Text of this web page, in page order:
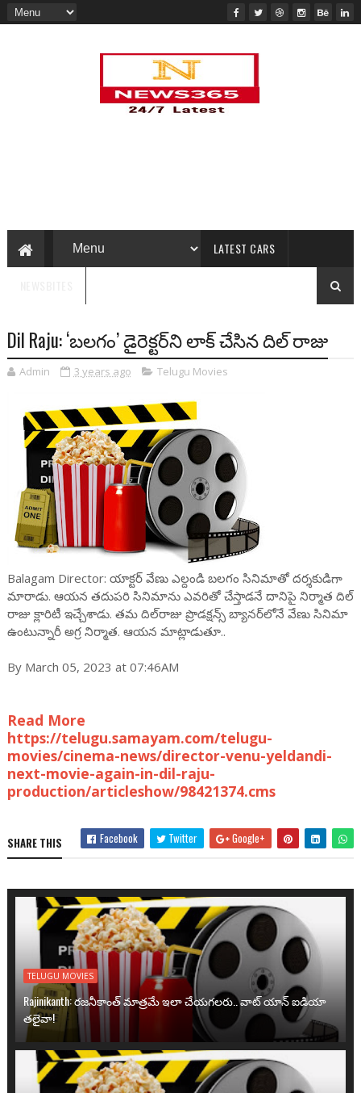
LATEST CARS
Dil Raju: ‘బలగం’ డైరెక్టర్‌ని లాక్ చేసిన దిల్ రాజు
Admin 3 years ago Telugu Movies
Balagam Director: యాక్టర్ వేణు ఎల్దండి బ‌ల‌గం సినిమాతో ద‌ర్శ‌కుడిగా
మారాడు. ఆయ‌న త‌దుప‌రి సినిమాను ఎవ‌రితో చేస్తాడ‌నే దానిపై నిర్మాత దిల్
రాజు క్లారిటీ ఇచ్చేశాడు. త‌మ దిల్‌రాజు ప్రొడ‌క్ష‌న్స్ బ్యాన‌ర్‌లోనే వేణు సినిమా
ఉంటున్నారీ అగ్ర నిర్మాత‌. ఆయ‌న మాట్లాడుతూ..
By March 05, 2023 at 07:46AM
Read More
https://telugu.samayam.com/telugu-
movies/cinema-news/director-venu-yeldandi-
next-movie-again-in-dil-raju-
production/articleshow/98421374.cms
SHARE THIS Facebook Twitter Google+
TELUGU MOVIES
Rajinikanth: రజనీకాంత్ మాత్రమే ఇలా చేయగలరు.. వాట్ యాన్ ఐడియా
తలైవా!